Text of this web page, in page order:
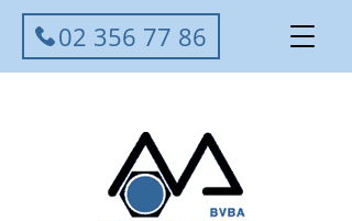
02 356 77 86